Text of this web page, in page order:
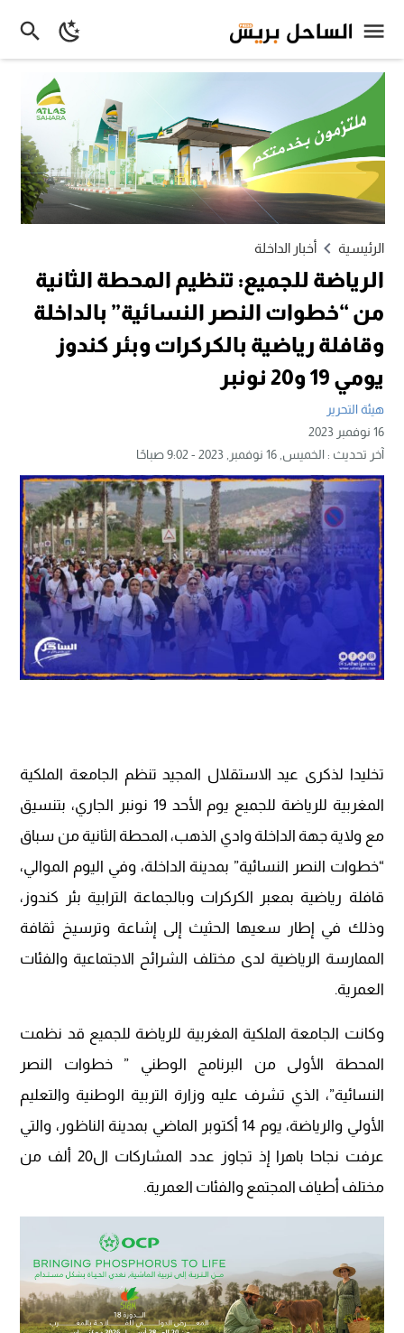
الرئيسية أخبار الداخلة
الرياضة للجميع: تنظيم المحطة الثانية
من “خطوات النصر النسائية” بالداخلة
وقافلة رياضية بالكركرات وبئر كندوز
يومي 19 و20 نونبر
هيئة التحرير
16 نوفمبر 2023
آخر تحديث :الخميس, 16 نوفمبر, 2023 - 9:02 صباحًا
تخليدا لذكرى عيد الاستقلال المجيد تنظم الجامعة الملكية
المغربية للرياضة للجميع يوم الأحد 19 نونبر الجاري، بتنسيق
مع ولاية جهة الداخلة وادي الذهب، المحطة الثانية من سباق
“خطوات النصر النسائية” بمدينة الداخلة، وفي اليوم الموالي،
قافلة رياضية بمعبر الكركرات وبالجماعة الترابية بئر كندوز،
وذلك في إطار سعيها الحثيث إلى إشاعة وترسيخ ثقافة
الممارسة الرياضية لدى مختلف الشرائح الاجتماعية والفئات
العمرية.
وكانت الجامعة الملكية المغربية للرياضة للجميع قد نظمت
المحطة الأولى من البرنامج الوطني ” خطوات النصر
النسائية”، الذي تشرف عليه وزارة التربية الوطنية والتعليم
الأولي والرياضة، يوم 14 أكتوبر الماضي بمدينة الناظور، والتي
عرفت نجاحا باهرا إذ تجاوز عدد المشاركات ال20 ألف من
مختلف أطياف المجتمع والفئات العمرية.